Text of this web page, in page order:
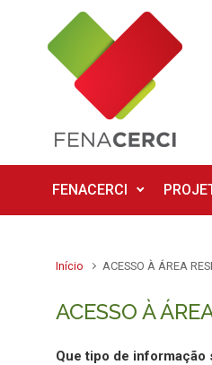
Skip to main content
FENACERCI
Início ACESSO À ÁREA
ACESSO À
Que tipo de informação